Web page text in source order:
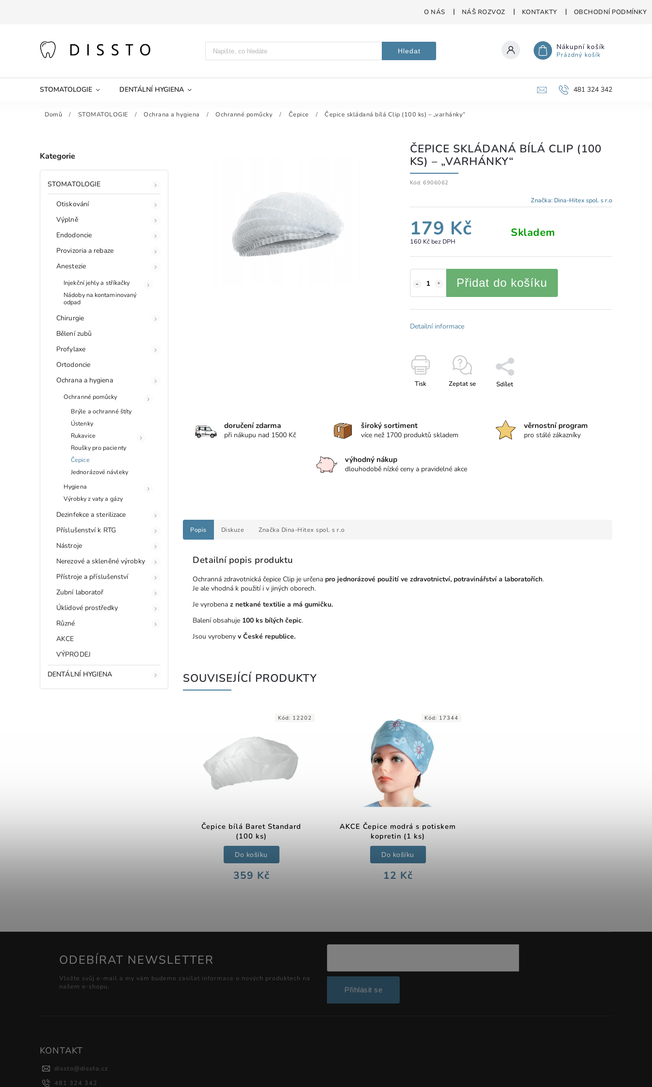
O NÁS NÁŠ ROZVOZ KONTAKTY OBCHODNÍ PODMÍNKY
Hledat Nákupní košík
Prázdný košík
STOMATOLOGIE DENTÁLNÍ HYGIENA 481 324 342
Domů / STOMATOLOGIE / Ochrana a hygiena / Ochranné pomůcky / Čepice / Čepice skládaná bílá Clip (100 ks) – „varhánky“
Kategorie
STOMATOLOGIE
Otiskování
Výplně
Endodoncie
Provizoria a rebaze
Anestezie
Injekční jehly a stříkačky
Nádoby na kontaminovaný
odpad
Chirurgie
Bělení zubů
Profylaxe
Ortodoncie
Ochrana a hygiena
Ochranné pomůcky
Brýle a ochranné štíty
Ústenky
Rukavice
Roušky pro pacienty
Čepice
Jednorázové návleky
Hygiena
Výrobky z vaty a gázy
Dezinfekce a sterilizace
Příslušenství k RTG
Nástroje
Nerezové a skleněné výrobky
Přístroje a příslušenství
Zubní laboratoř
Úklidové prostředky
Různé
AKCE
VÝPRODEJ
DENTÁLNÍ HYGIENA
ČEPICE SKLÁDANÁ BÍLÁ CLIP (100
KS) – „VARHÁNKY“
Kód: 6906062
Značka: Dina-Hitex spol. s r.o
179 Kč
160 Kč bez DPH
Skladem
Přidat do košíku
Detailní informace
Tisk Zeptat se Sdílet
doručení zdarma
při nákupu nad 1500 Kč
široký sortiment
více než 1700 produktů skladem
věrnostní program
pro stálé zákazníky
výhodný nákup
dlouhodobě nízké ceny a pravidelné akce
Popis Diskuze Značka Dina-Hitex spol. s r.o
Detailní popis produktu
Ochranná zdravotnická čepice Clip je určena pro jednorázové použití ve zdravotnictví, potravinářství a laboratořích.
Je ale vhodná k použití i v jiných oborech.
Je vyrobena z netkané textilie a má gumičku.
Balení obsahuje 100 ks bílých čepic.
Jsou vyrobeny v České republice.
SOUVISEJÍCÍ PRODUKTY
Čepice bílá Baret Standard
(100 ks)
359 Kč
Do košíku
Kód: 12202
AKCE Čepice modrá s potiskem
kopretin (1 ks)
12 Kč
Do košíku
Kód: 17344
ODEBÍRAT NEWSLETTER
Vložte svůj e-mail a my vám budeme zasílat informace o nových produktech na
našem e-shopu.
Přihlásit se
KONTAKT
dissto@dissto.cz
481 324 342